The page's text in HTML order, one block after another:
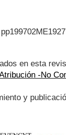
en esta
-No
y